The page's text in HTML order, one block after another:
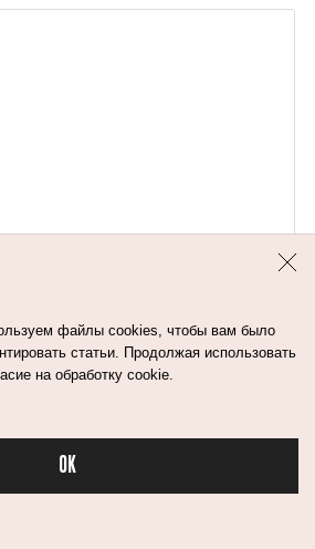
файлы cookies, чтобы вам было
статьи. Продолжая использовать
на обработку cookie.
OK